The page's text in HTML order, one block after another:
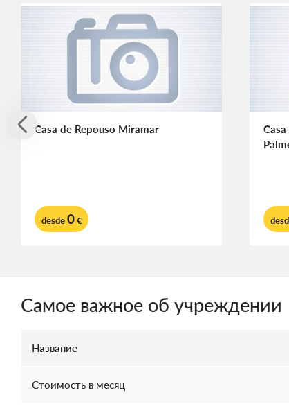
Casa de Repouso Miramar
desde0€
Самое важное об учреждении
Название
Стоимость в месяц